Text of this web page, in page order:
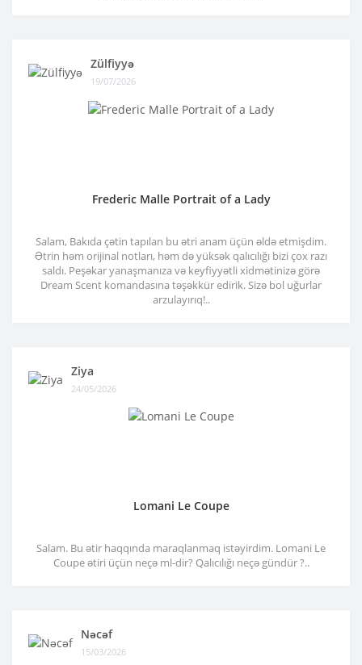
Zülfiyyə
19/07/2026
Frederic Malle Portrait of a Lady
Salam, Bakıda çətin tapılan bu ətri anam üçün əldə etmişdim.
Ətrin həm orijinal notları, həm də yüksək qalıcılığı bizi çox razı
saldı. Peşəkar yanaşmanıza və keyfiyyətli xidmətinizə görə
Dream Scent komandasına təşəkkür edirik. Sizə bol uğurlar
arzulayırıq!..
Ziya
24/05/2026
Lomani Le Coupe
Salam. Bu ətir haqqında maraqlanmaq istəyirdim. Lomani Le
Coupe ətiri üçün neçə ml-dir? Qalıcılığı neçə gündür ?..
Nəcəf
15/03/2026